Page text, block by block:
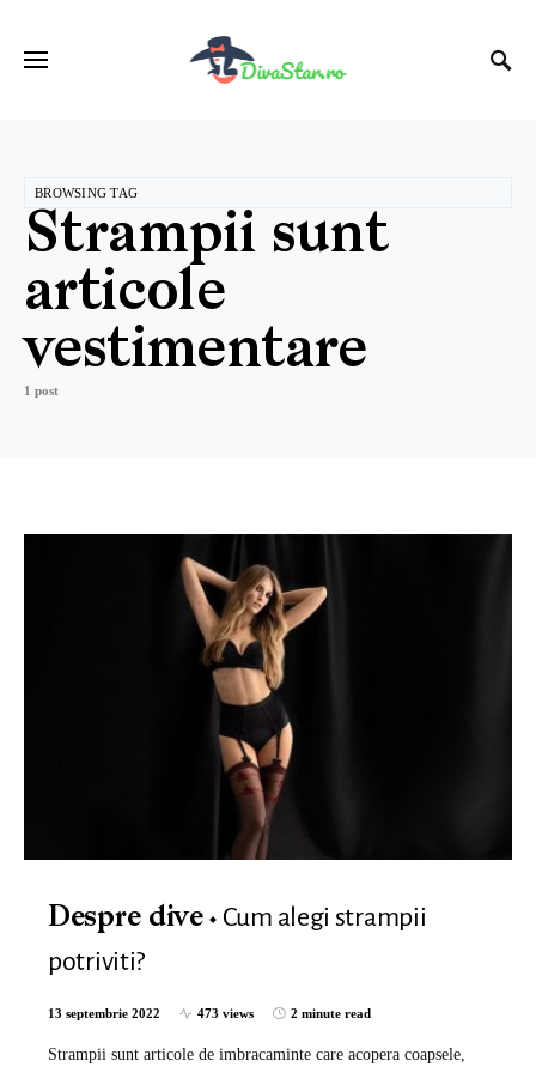
BROWSING TAG
Strampii sunt
articole
vestimentare
1 post
Despre dive
Cum alegi strampii
potriviti?
13 septembrie 2022 473 views 2 minute read
Strampii sunt articole de imbracaminte care acopera coapsele,